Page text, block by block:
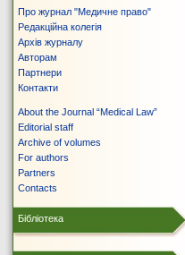
Про журнал "Медичне право"
Редакційна колегія
Архів журналу
Авторам
Партнери
Контакти
About the Journal “Medical Law”
Editorial staff
Archive of volumes
For authors
Partners
Contacts
Бібліотека